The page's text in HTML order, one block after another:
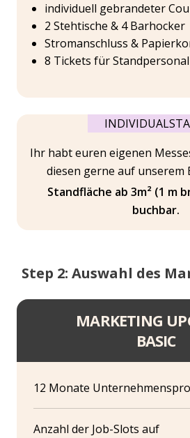
individuell gebrandeter
2 Stehtische & 4 Barhocker
Stromanschluss &
8 Tickets für Standpersonal
Ihr habt euren eigenen
diesen gerne auf unserem
Standfläche ab 3m² (1 m
buchbar.
Step 2: Auswahl des
MARKETING
BASIC
12 Monate
Anzahl der Job-Slots auf